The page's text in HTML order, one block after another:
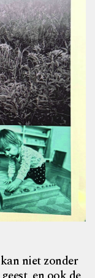
niet zonder